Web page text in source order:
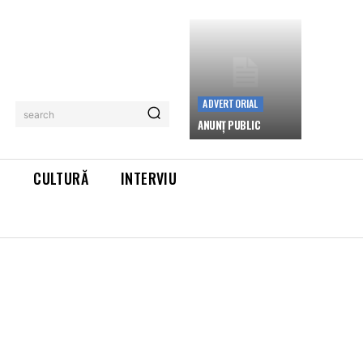
search
ADVERTORIAL
ANUNȚ PUBLIC
CULTURĂ INTERVIU